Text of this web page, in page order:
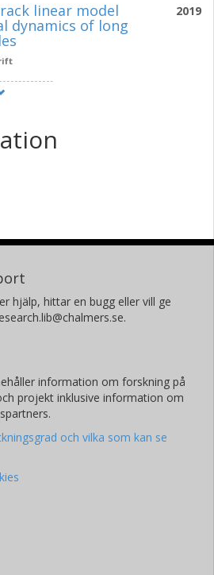
2019
linear model
dynamics of long
hjälp, hittar en bugg eller vill ge
information om forskning på
projekt inklusive information om
och vilka som kan se